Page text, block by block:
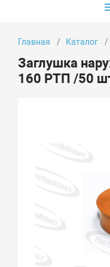
Главная Каталог
Заглушка
160 РТП /50